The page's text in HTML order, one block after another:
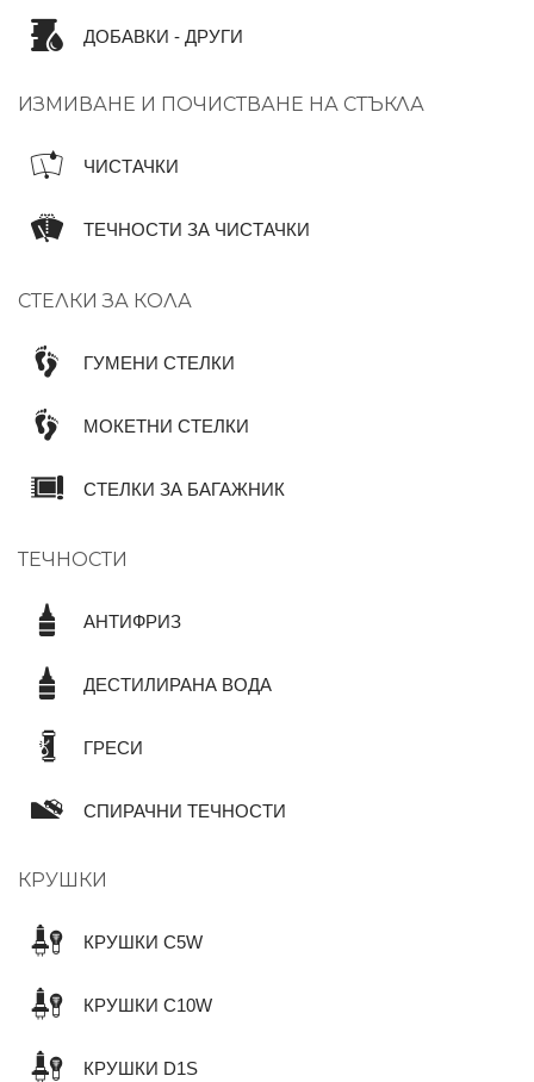
ДОБАВКИ - ДРУГИ
ИЗМИВАНЕ И ПОЧИСТВАНЕ НА СТЪКЛА
ЧИСТАЧКИ
ТЕЧНОСТИ ЗА ЧИСТАЧКИ
СТЕЛКИ ЗА КОЛА
ГУМЕНИ СТЕЛКИ
МОКЕТНИ СТЕЛКИ
СТЕЛКИ ЗА БАГАЖНИК
ТЕЧНОСТИ
АНТИФРИЗ
ДЕСТИЛИРАНА ВОДА
ГРЕСИ
СПИРАЧНИ ТЕЧНОСТИ
КРУШКИ
КРУШКИ C5W
КРУШКИ C10W
КРУШКИ D1S